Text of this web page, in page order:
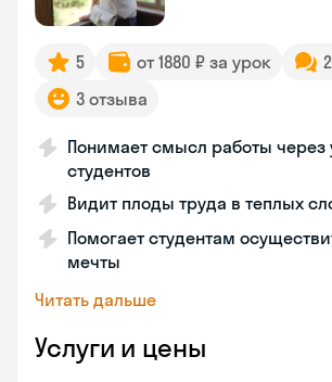
5 от 1880 ₽ за урок
3 отзыва
Понимает смысл работы через
студентов
Видит плоды труда в теплых
Помогает студентам
мечты
Читать дальше
Услуги и цены